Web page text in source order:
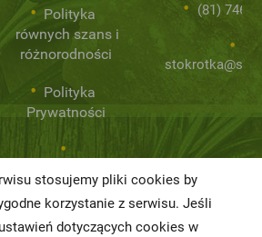
Polityka
równych szans i
różnorodności
Polityka
Prywatności
żywności
Informacja o
(81) 746
stosujemy pliki cookies by
korzystanie z serwisu. Jeśli
dotyczących cookies w